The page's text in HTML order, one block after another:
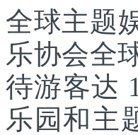
全球主题
乐协会全
待游客达
乐园和主